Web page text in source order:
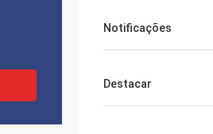
Notificações
Destacar